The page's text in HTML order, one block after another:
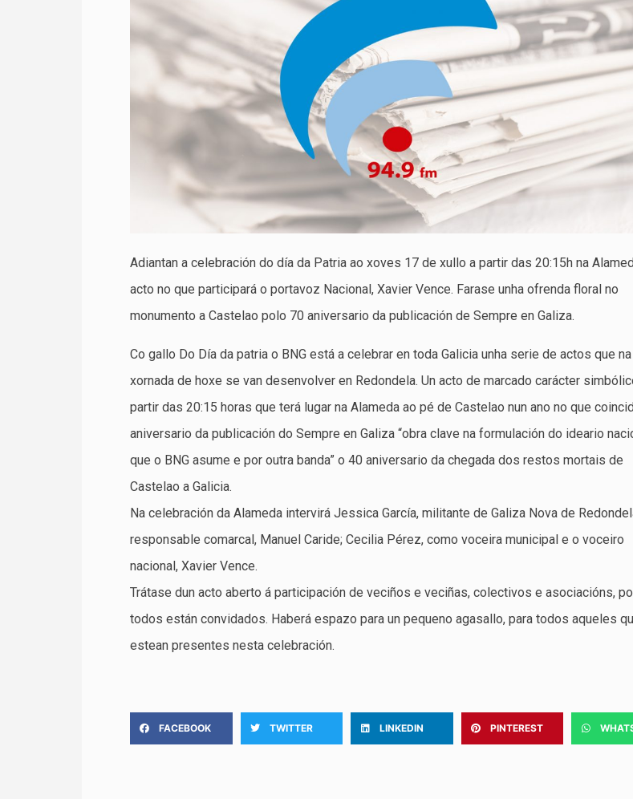
Adiantan a celebración do día da Patria ao xoves 17 de xullo a partir das 20:15h na
acto no que participará o portavoz Nacional, Xavier Vence. Farase unha ofrenda floral no
monumento a Castelao polo 70 aniversario da publicación de Sempre en Galiza.
Co gallo Do Día da patria o BNG está a celebrar en toda Galicia unha serie de actos que na
xornada de hoxe se van desenvolver en Redondela. Un acto de marcado carácter
partir das 20:15 horas que terá lugar na Alameda ao pé de Castelao nun ano no que
aniversario da publicación do Sempre en Galiza “obra clave na formulación do ideario
que o BNG asume e por outra banda” o 40 aniversario da chegada dos restos mortais de
Castelao a Galicia.
Na celebración da Alameda intervirá Jessica García, militante de Galiza Nova de
responsable comarcal, Manuel Caride; Cecilia Pérez, como voceira municipal e o voceiro
nacional, Xavier Vence.
Trátase dun acto aberto á participación de veciños e veciñas, colectivos e asociacións,
todos están convidados. Haberá espazo para un pequeno agasallo, para todos aqueles
estean presentes nesta celebración.
FACEBOOK TWITTER LINKEDIN PINTEREST